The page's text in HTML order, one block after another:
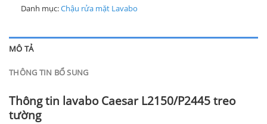
Danh mục:Chậu rửa mặt Lavabo
MÔ TẢ
THÔNG TIN BỔ SUNG
Thông tin lavabo Caesar L2150/P2445 treo
tường